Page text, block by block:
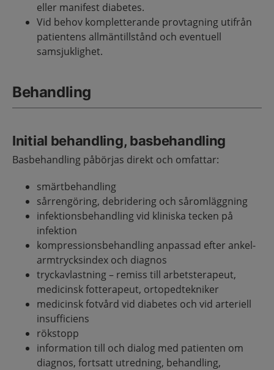
eller manifest diabetes.
Vid behov kompletterande provtagning utifrån
patientens allmäntillstånd och eventuell
samsjuklighet.
Behandling
Initial behandling, basbehandling
Basbehandling påbörjas direkt och omfattar:
smärtbehandling
sårrengöring, debridering och såromläggning
infektionsbehandling vid kliniska tecken på
infektion
kompressionsbehandling anpassad efter ankel-
armtrycksindex och diagnos
tryckavlastning – remiss till arbetsterapeut,
medicinsk fotterapeut, ortopedtekniker
medicinsk fotvård vid diabetes och vid arteriell
insufficiens
rökstopp
information till och dialog med patienten om
diagnos, fortsatt utredning, behandling,